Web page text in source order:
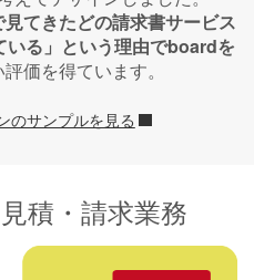
見てきたどの請求書サービス
いる」という理由でboardを
価を得ています。
のサンプルを見る
積・請求業務